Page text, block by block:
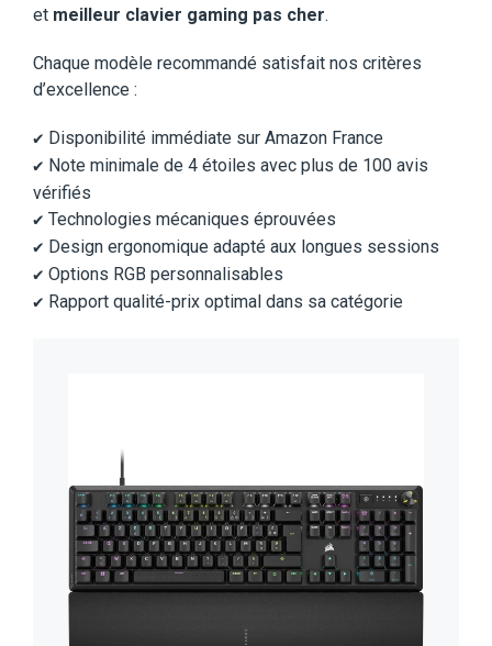
et meilleur clavier gaming pas cher.
Chaque modèle recommandé satisfait nos critères
d’excellence :
✔️ Disponibilité immédiate sur Amazon France
✔️ Note minimale de 4 étoiles avec plus de 100 avis
vérifiés
✔️ Technologies mécaniques éprouvées
✔️ Design ergonomique adapté aux longues sessions
✔️ Options RGB personnalisables
✔️ Rapport qualité-prix optimal dans sa catégorie